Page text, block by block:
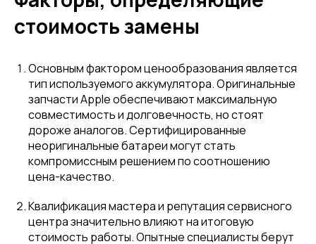
стоимость замены
Основным фактором ценообразования является
тип используемого аккумулятора. Оригинальные
запчасти Apple обеспечивают максимальную
совместимость и долговечность, но стоят
дороже аналогов. Сертифицированные
неоригинальные батареи могут стать
компромиссным решением по соотношению
цена-качество.
Квалификация мастера и репутация сервисного
центра значительно влияют на итоговую
стоимость работы. Опытные специалисты берут